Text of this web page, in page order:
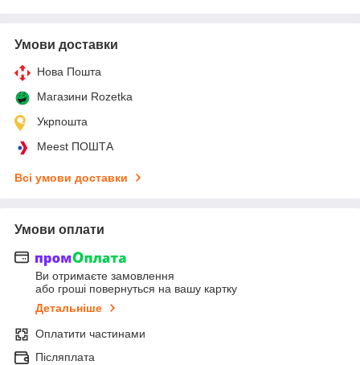
Умови доставки
Нова Пошта
Магазини Rozetka
Укрпошта
Meest ПОШТА
Всі умови доставки
Умови оплати
Ви отримаєте замовлення
або гроші повернуться на вашу картку
Детальніше
Оплатити частинами
Післяплата